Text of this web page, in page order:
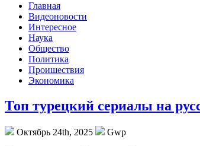
Главная
Видеоновости
Интересное
Наука
Общество
Политика
Проишествия
Экономика
Топ турецкий сериалы на
Октябрь 24th, 2025
Gwp